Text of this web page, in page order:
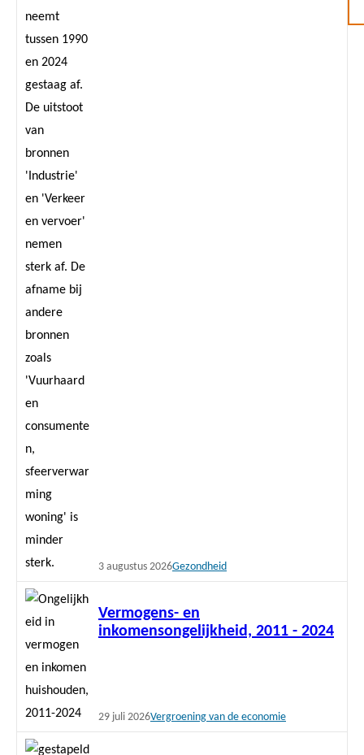
3 augustus 2026Gezondheid
Vermogens- en
inkomensongelijkheid, 2011 - 2024
29 juli 2026Vergroening van de economie
Lees
meer
Lees